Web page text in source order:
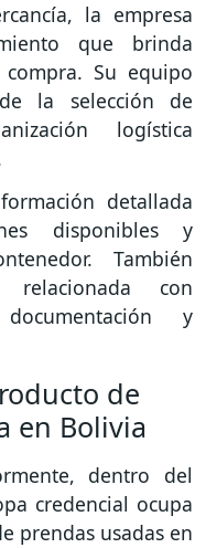
la empresa
que brinda
Su equipo
la selección de
logística
detallada
disponibles y
También
relacionada con
y
de
en Bolivia
dentro del
credencial ocupa
prendas usadas en